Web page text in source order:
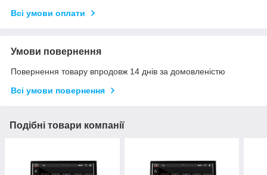
Всі умови оплати
Умови повернення
Повернення товару впродовж 14 днів за домовленістю
Всі умови повернення
Подібні товари компанії